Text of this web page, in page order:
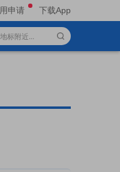
申请 下载App